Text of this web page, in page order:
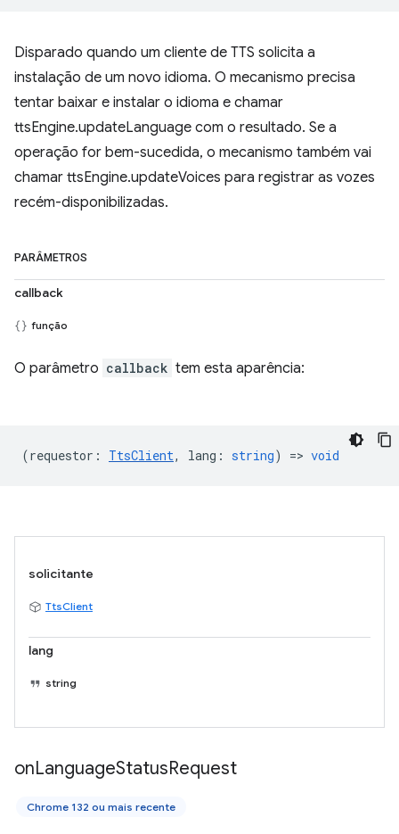
Disparado quando um cliente de TTS solicita a
instalação de um novo idioma. O mecanismo precisa
tentar baixar e instalar o idioma e chamar
ttsEngine.updateLanguage com o resultado. Se a
operação for bem-sucedida, o mecanismo também vai
chamar ttsEngine.updateVoices para registrar as vozes
recém-disponibilizadas.
PARÂMETROS
callback
função
O parâmetro callback tem esta aparência:
(requestor : TtsClient, lang : string) => void
solicitante
TtsClient
lang
string
onLanguageStatusRequest
Chrome 132 ou mais recente